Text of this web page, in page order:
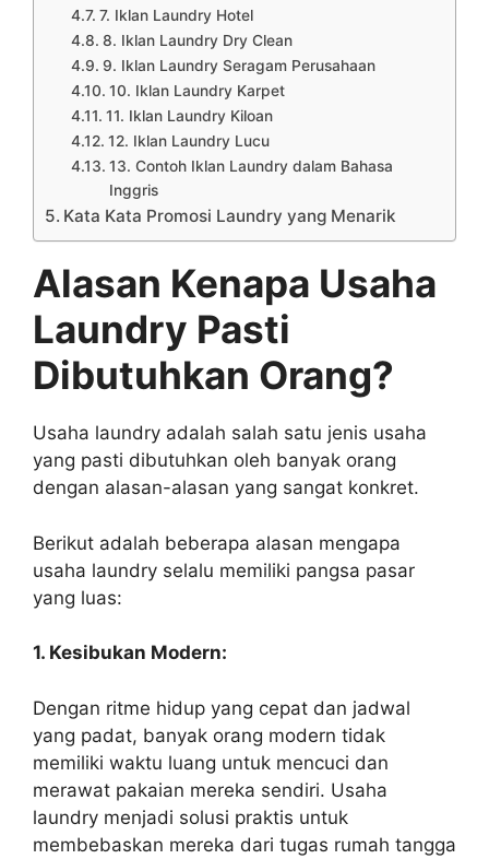
7. Iklan Laundry Hotel
8. Iklan Laundry Dry Clean
9. Iklan Laundry Seragam Perusahaan
10. Iklan Laundry Karpet
11. Iklan Laundry Kiloan
12. Iklan Laundry Lucu
13. Contoh Iklan Laundry dalam Bahasa
Inggris
Kata Kata Promosi Laundry yang Menarik
Alasan Kenapa Usaha
Laundry Pasti
Dibutuhkan Orang?
Usaha laundry adalah salah satu jenis usaha
yang pasti dibutuhkan oleh banyak orang
dengan alasan-alasan yang sangat konkret.
Berikut adalah beberapa alasan mengapa
usaha laundry selalu memiliki pangsa pasar
yang luas:
1. Kesibukan Modern:
Dengan ritme hidup yang cepat dan jadwal
yang padat, banyak orang modern tidak
memiliki waktu luang untuk mencuci dan
merawat pakaian mereka sendiri. Usaha
laundry menjadi solusi praktis untuk
membebaskan mereka dari tugas rumah tangga